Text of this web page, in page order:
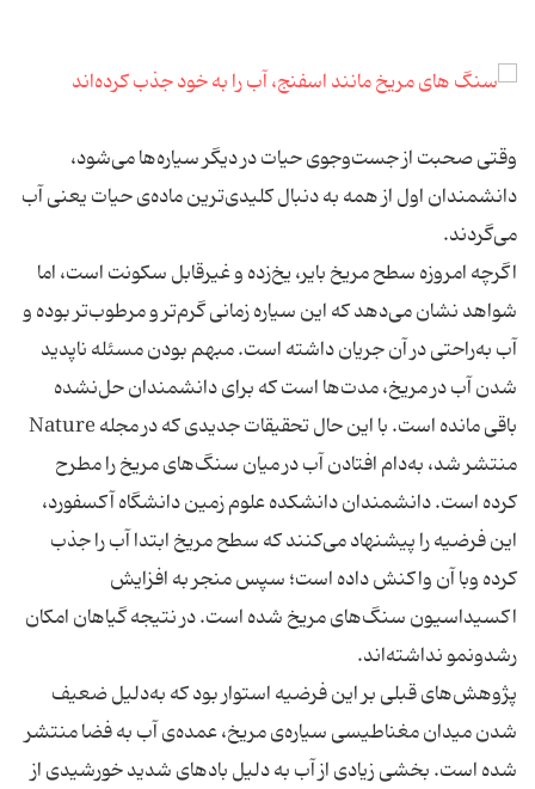
وقتی صحبت از جست‌و‌جوی حیات در دیگر سیاره‌ها می‌شود،
دانشمندان اول از همه به دنبال کلیدی‌ترین ماده‌ی حیات یعنی آب
می‌گردند.
اگر‌چه امروزه سطح مریخ بایر، یخ‌زده و غیر‌قابل سکونت است، اما
شواهد نشان می‌دهد که این سیاره زمانی گرم‌تر و مرطوب‌تر بوده و
آب به‌راحتی در آن جریان داشته است. مبهم بودن مسئله ناپدید
شدن آب در مریخ، مدت‌ها است که برای دانشمندان حل‌نشده
باقی مانده است. با این حال تحقیقات جدیدی که در مجله Nature
منتشر شد، به‌دام ‌افتادن آب در میان سنگ‌های مریخ را مطرح
کرده است. دانشمندان دانشکده علوم زمین دانشگاه آکسفورد،
این فرضیه را پیشنهاد می‌کنند که سطح مریخ ابتدا آب را جذب
کرده وبا آن واکنش داده است؛ سپس منجر به افزایش
اکسیداسیون سنگ‌های مریخ شده است. در نتیجه گیاهان امکان
رشد‌و‌نمو نداشته‌اند.
پژوهش‌های قبلی بر این فرضیه استوار بود که به‌دلیل ضعیف
شدن میدان مغناطیسی سیاره‌ی مریخ، عمده‌ی آب به فضا منتشر
شده است. بخشی زیادی از آب به دلیل بادهای شدید خورشیدی از